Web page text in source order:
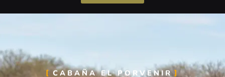
CABAÑA EL PORVENIR